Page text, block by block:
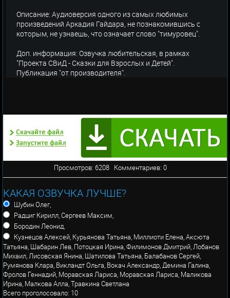
Описание: Аудиоверсия одного из самых любимых
произведений Аркадия Гайдара, не познакомившись с
которым, не узнаешь, что означает слово "тимуровец".
Доп. информация: Озвучка любительская, в рамках
"Проекта СВиД - Сказки для Взрослых и Детей".
Публикация "от производителя".
Просмотров: 6208 Комментариев: 0
КАКАЯ ОЗВУЧКА ЛУЧШЕ?
Шубин Олег,
Радциг Кирилл, Сергеев Максим,
Бородин Леонид,
Кузнецов Алексей, Курьянова Татьяна, Миллиоти Елена, Аксюта
Татьяна, Шабарин Лев, Потоцкая Ирина, Филимонов Дмитрий, Лобанов
Михаил, Лисовская Янина, Шатилова Татьяна, Балабанов Сергей,
Румянова Клара, Викландт Ольга, Вокач Александр, Демина Галина,
Фролов Геннадий, Моравская Лариса, Моравская Лариса, Маликова
Ирина, Малкова Алла, Травкина Светлана
Всего проголосовало: 10